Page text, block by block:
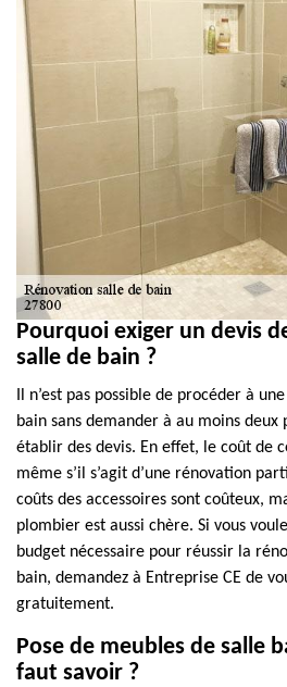
Pourquoi exiger un devis
salle de bain ?
Il n’est pas possible de procéder à
bain sans demander à au moins deux
établir des devis. En effet, le coût de
même s’il s’agit d’une rénovation
coûts des accessoires sont coûteux,
plombier est aussi chère. Si vous
budget nécessaire pour réussir la
bain, demandez à Entreprise CE de
gratuitement.
Pose de meubles de salle
faut savoir ?